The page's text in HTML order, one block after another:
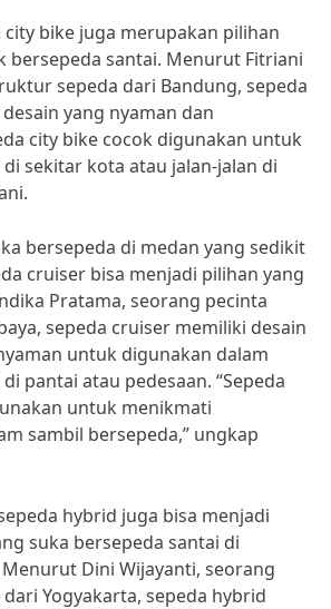
city bike juga merupakan pilihan
bersepeda santai. Menurut Fitriani
sepeda dari Bandung, sepeda
yang nyaman dan
city bike cocok digunakan untuk
sekitar kota atau jalan-jalan di
bersepeda di medan yang sedikit
cruiser bisa menjadi pilihan yang
Pratama, seorang pecinta
sepeda cruiser memiliki desain
untuk digunakan dalam
pantai atau pedesaan. “Sepeda
untuk menikmati
sambil bersepeda,” ungkap
hybrid juga bisa menjadi
suka bersepeda santai di
Dini Wijayanti, seorang
Yogyakarta, sepeda hybrid